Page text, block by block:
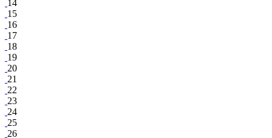
14
15
16
17
18
19
20
21
22
23
24
25
26